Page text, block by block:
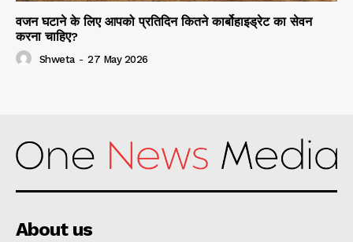
वजन घटाने के लिए आपको प्रतिदिन कितने कार्बोहाइड्रेट का सेवन
करना चाहिए?
Shweta - 27 May 2026
About us